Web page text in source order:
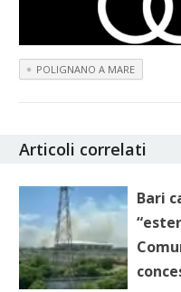
POLIGNANO A MARE
Articoli correlati
Bari